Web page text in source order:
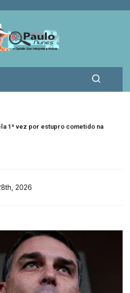
1ª vez por estupro cometido na
2026